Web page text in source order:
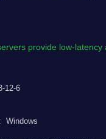
provide low-latency
12-6
Windows